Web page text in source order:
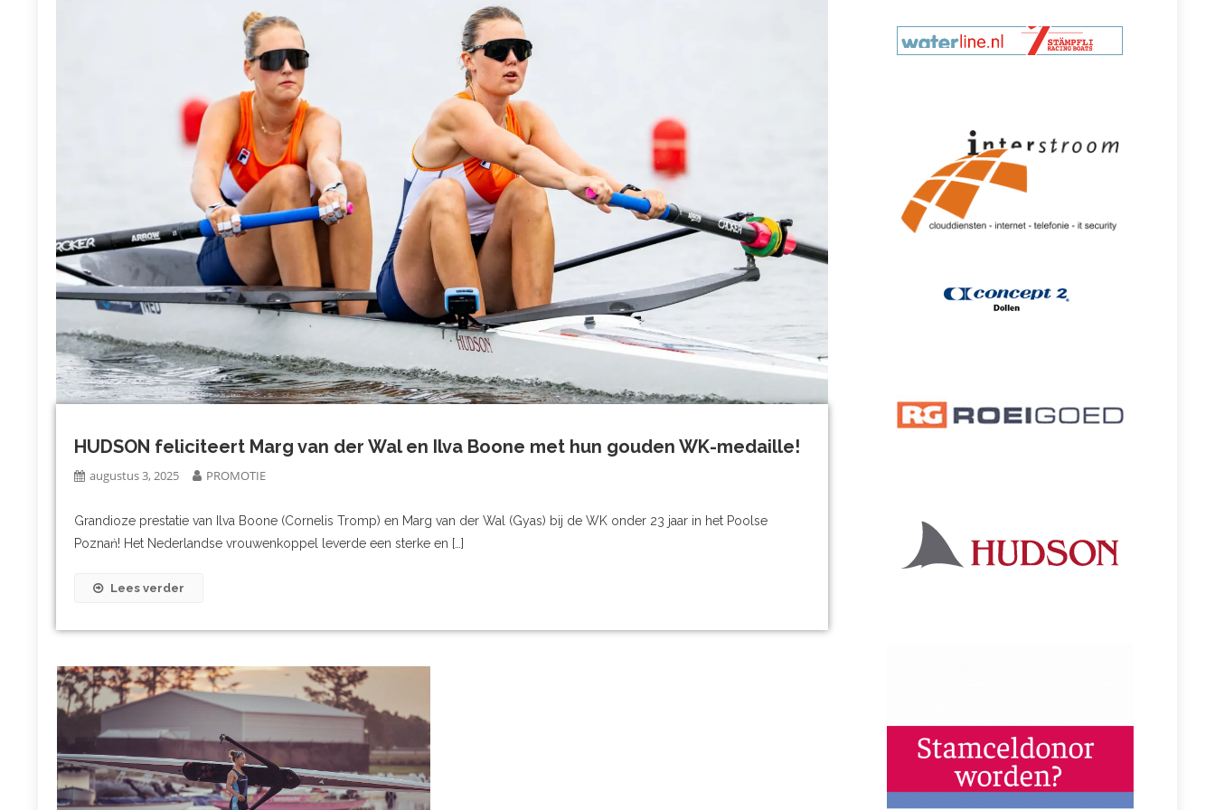
HUDSON feliciteert Marg van der Wal en Ilva Boone met hun gouden WK-medaille!
augustus 3, 2025 PROMOTIE
Grandioze prestatie van Ilva Boone (Cornelis Tromp) en Marg van der Wal (Gyas) bij de WK onder 23 jaar in het Poolse
Poznań! Het Nederlandse vrouwenkoppel leverde een sterke en […]
Lees verder